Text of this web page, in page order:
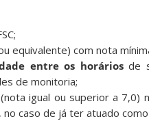
equivalente) com nota
entre os horáriosde
de monitoria;
igual ou superior a 7,0)
caso de já ter atuado